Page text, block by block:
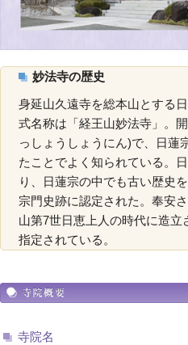
妙法寺の歴史
身延山久遠寺を総本山とする
式名称は「経王山妙法寺」。
っしょうしょうにん)で、日蓮
たことでよく知られている。
り、日蓮宗の中でも古い歴史
宗門史跡に認定された。奉安
山第7世日恵上人の時代に造
指定されている。
寺院名